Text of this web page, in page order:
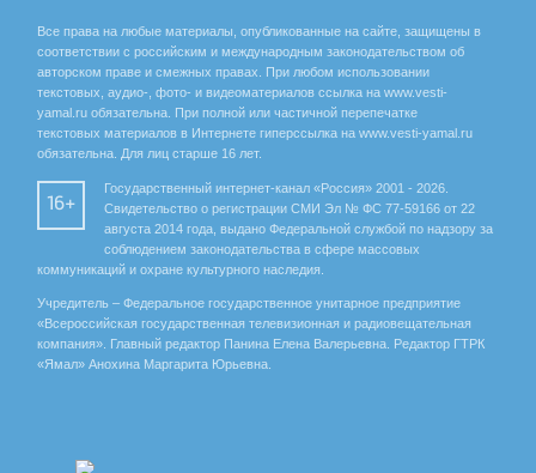
Все права на любые материалы, опубликованные на сайте, защищены в
соответствии с российским и международным законодательством об
авторском праве и смежных правах. При любом использовании
текстовых, аудио-, фото- и видеоматериалов ссылка на www.vesti-
yamal.ru обязательна. При полной или частичной перепечатке
текстовых материалов в Интернете гиперссылка на www.vesti-yamal.ru
обязательна. Для лиц старше 16 лет.
16+
Государственный интернет-канал «Россия» 2001 - 2026.
Свидетельство о регистрации СМИ Эл № ФС 77-59166 от 22
августа 2014 года, выдано Федеральной службой по надзору за
соблюдением законодательства в сфере массовых
коммуникаций и охране культурного наследия.
Учредитель – Федеральное государственное унитарное предприятие
«Всероссийская государственная телевизионная и радиовещательная
компания». Главный редактор Панина Елена Валерьевна. Редактор ГТРК
«Ямал» Анохина Маргарита Юрьевна.